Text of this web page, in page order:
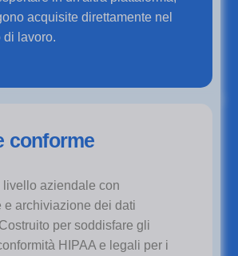
acquisite direttamente nel
di lavoro.
conforme
livello aziendale con
e archiviazione dei dati
per soddisfare gli
HIPAA e legali per i